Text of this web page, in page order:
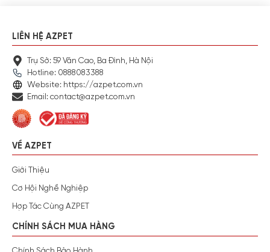
LIÊN HỆ AZPET
Trụ Sở: 59 Văn Cao, Ba Đình, Hà Nội
Hotline: 0888083388
Website: https://azpet.com.vn
Email: contact@azpet.com.vn
VỀ AZPET
Giới Thiệu
Cơ Hội Nghề Nghiệp
Hợp Tác Cùng AZPET
CHÍNH SÁCH MUA HÀNG